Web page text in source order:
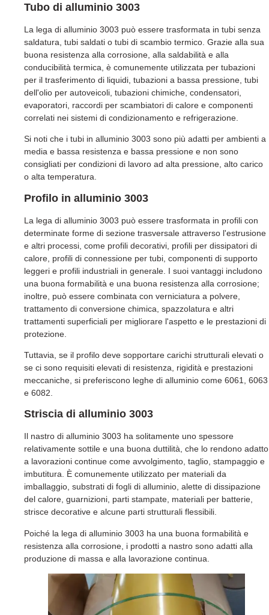
Tubo di alluminio 3003
La lega di alluminio 3003 può essere trasformata in tubi senza
saldatura, tubi saldati o tubi di scambio termico. Grazie alla sua
buona resistenza alla corrosione, alla saldabilità e alla
conducibilità termica, è comunemente utilizzata per tubazioni
per il trasferimento di liquidi, tubazioni a bassa pressione, tubi
dell'olio per autoveicoli, tubazioni chimiche, condensatori,
evaporatori, raccordi per scambiatori di calore e componenti
correlati nei sistemi di condizionamento e refrigerazione.
Si noti che i tubi in alluminio 3003 sono più adatti per ambienti a
media e bassa resistenza e bassa pressione e non sono
consigliati per condizioni di lavoro ad alta pressione, alto carico
o alta temperatura.
Profilo in alluminio 3003
La lega di alluminio 3003 può essere trasformata in profili con
determinate forme di sezione trasversale attraverso l'estrusione
e altri processi, come profili decorativi, profili per dissipatori di
calore, profili di connessione per tubi, componenti di supporto
leggeri e profili industriali in generale. I suoi vantaggi includono
una buona formabilità e una buona resistenza alla corrosione;
inoltre, può essere combinata con verniciatura a polvere,
trattamento di conversione chimica, spazzolatura e altri
trattamenti superficiali per migliorare l'aspetto e le prestazioni di
protezione.
Tuttavia, se il profilo deve sopportare carichi strutturali elevati o
se ci sono requisiti elevati di resistenza, rigidità e prestazioni
meccaniche, si preferiscono leghe di alluminio come 6061, 6063
e 6082.
Striscia di alluminio 3003
Il nastro di alluminio 3003 ha solitamente uno spessore
relativamente sottile e una buona duttilità, che lo rendono adatto
a lavorazioni continue come avvolgimento, taglio, stampaggio e
imbutitura. È comunemente utilizzato per materiali da
imballaggio, substrati di fogli di alluminio, alette di dissipazione
del calore, guarnizioni, parti stampate, materiali per batterie,
strisce decorative e alcune parti strutturali flessibili.
Poiché la lega di alluminio 3003 ha una buona formabilità e
resistenza alla corrosione, i prodotti a nastro sono adatti alla
produzione di massa e alla lavorazione continua.